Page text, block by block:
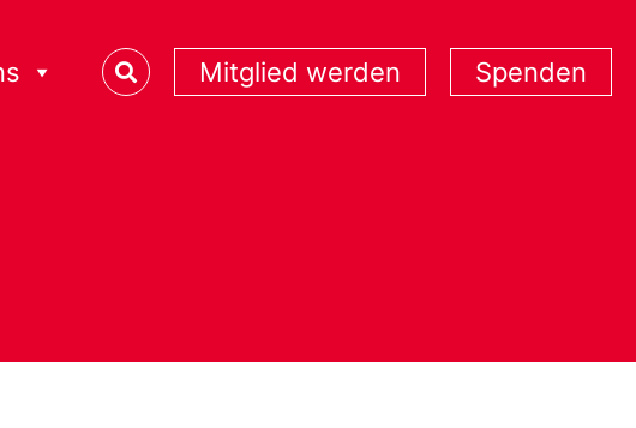
Mitglied werden Spenden